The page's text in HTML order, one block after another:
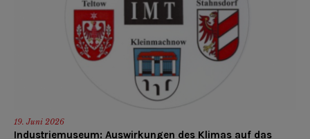
19. Juni 2026
Industriemuseum: Auswirkungen des Klimas auf das